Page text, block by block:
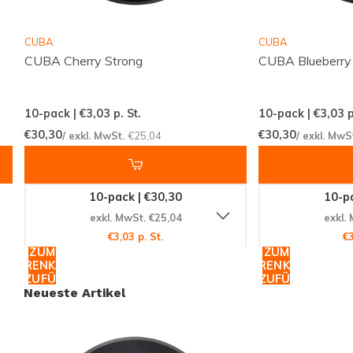
CUBA Watermelon Strong
Frische des Wassermelonenaromas bietet ein
angenehmes Geschmackserlebnis, das durch die
Qualität von NICOTOBACCO
Watermelon Strongfür Qualität und Innovation. Als
Teil der CUBA-Produktreihe, die für ihre hochwertigen
NICOTINE POUCHES bekannt ist, können Sie sicher
sein, ein Produkt zu erhalten, das mit Sorgfalt und
Fachwissen hergestellt wurde.
Filtern Sie nach Ihrer bevorzugten
CUBA
CUBA Cherry Strong
10-pack | €3,03 p. St.
€30,30/ exkl. MwSt.€25,04
10-pack | €30,30
exkl. MwSt. €25,04
€3,03 p. St.
ZUM
WARENKORB
HINZUFÜGEN
CUBA
CUBA
10-pack | €3,03
€30,30/ exkl.
10-
exkl.
ZUM
WARENKORB
HINZUFÜGEN
Neueste Artikel